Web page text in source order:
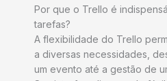
Por que o Trello é
tarefas?
A flexibilidade do Trello
a diversas necessidades,
um evento até a gestão de